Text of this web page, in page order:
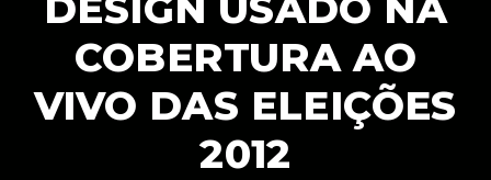
COBERTURA AO
VIVO DAS ELEIÇÕES
2012